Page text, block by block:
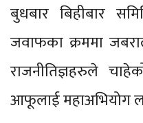
बुधबार बिहीबार
जवाफका क्रममा
राजनीतिज्ञहरुले
आफूलाई महाअभियोग